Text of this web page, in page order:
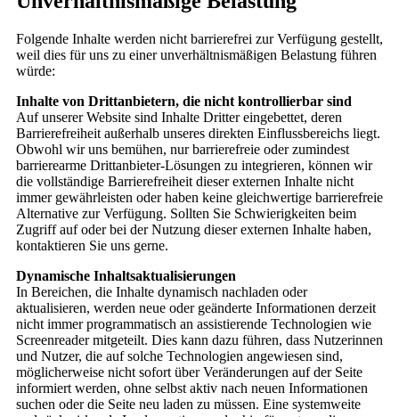
Folgende Inhalte werden nicht barrierefrei zur Verfügung gestellt,
weil dies für uns zu einer unverhältnismäßigen Belastung führen
würde:
Inhalte von Drittanbietern, die nicht kontrollierbar sind
Auf unserer Website sind Inhalte Dritter eingebettet, deren
Barrierefreiheit außerhalb unseres direkten Einflussbereichs liegt.
Obwohl wir uns bemühen, nur barrierefreie oder zumindest
barrierearme Drittanbieter-Lösungen zu integrieren, können wir
die vollständige Barrierefreiheit dieser externen Inhalte nicht
immer gewährleisten oder haben keine gleichwertige barrierefreie
Alternative zur Verfügung. Sollten Sie Schwierigkeiten beim
Zugriff auf oder bei der Nutzung dieser externen Inhalte haben,
kontaktieren Sie uns gerne.
Dynamische Inhaltsaktualisierungen
In Bereichen, die Inhalte dynamisch nachladen oder
aktualisieren, werden neue oder geänderte Informationen derzeit
nicht immer programmatisch an assistierende Technologien wie
Screenreader mitgeteilt. Dies kann dazu führen, dass Nutzerinnen
und Nutzer, die auf solche Technologien angewiesen sind,
möglicherweise nicht sofort über Veränderungen auf der Seite
informiert werden, ohne selbst aktiv nach neuen Informationen
suchen oder die Seite neu laden zu müssen. Eine systemweite